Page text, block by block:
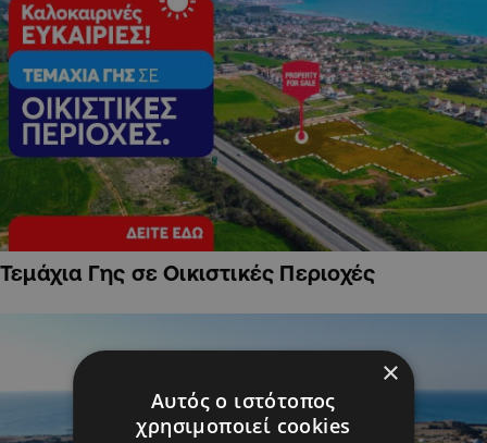
Τεμάχια Γης σε Οικιστικές Περιοχές
×
Αυτός ο ιστότοπος
χρησιμοποιεί cookies